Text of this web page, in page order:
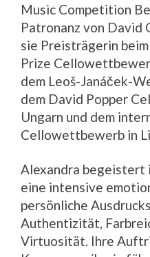
Music Competition
Patronanz von David
sie Preisträgerin
Prize
dem Leoš-Janáček-
dem David Popper
Ungarn und dem
Cellowettbewerb in
Alexandra begeistert
eine intensive
persönliche
Authentizität,
Virtuosität. Ihre